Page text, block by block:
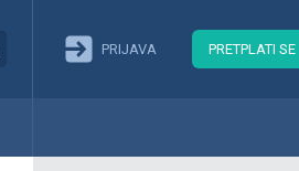
PRIJAVA PRETPLATI SE